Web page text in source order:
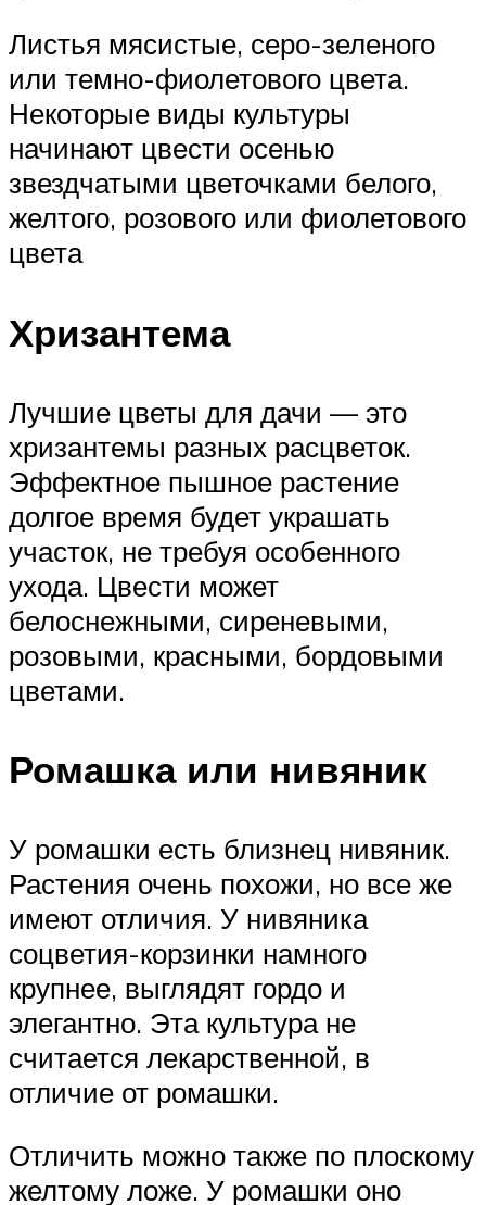
Листья мясистые, серо-зеленого
или темно-фиолетового цвета.
Некоторые виды культуры
начинают цвести осенью
звездчатыми цветочками белого,
желтого, розового или фиолетового
цвета
Хризантема
Лучшие цветы для дачи — это
хризантемы разных расцветок.
Эффектное пышное растение
долгое время будет украшать
участок, не требуя особенного
ухода. Цвести может
белоснежными, сиреневыми,
розовыми, красными, бордовыми
цветами.
Ромашка или нивяник
У ромашки есть близнец нивяник.
Растения очень похожи, но все же
имеют отличия. У нивяника
соцветия-корзинки намного
крупнее, выглядят гордо и
элегантно. Эта культура не
считается лекарственной, в
отличие от ромашки.
Отличить можно также по плоскому
желтому ложе. У ромашки оно